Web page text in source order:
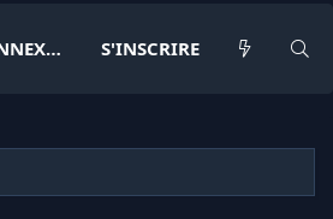
CONNEXION S'INSCRIRE